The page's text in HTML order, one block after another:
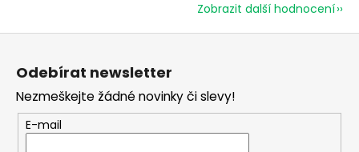
Zobrazit další hodnocení
Odebírat newsletter
Nezmeškejte žádné novinky či slevy!
E-mail